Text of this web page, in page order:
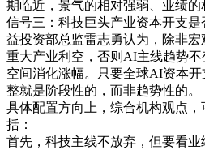
期临近，景气的相对强弱、业绩的
信号三：科技巨头产业资本开支
益投资部总监雷志勇认为，除非
重大产业利空，否则AI主线趋势
空间消化涨幅。只要全球AI资本
整就是阶段性的，而非趋势性的。
具体配置方向上，综合机构观点
括：
首先，科技主线不放弃，但要看业